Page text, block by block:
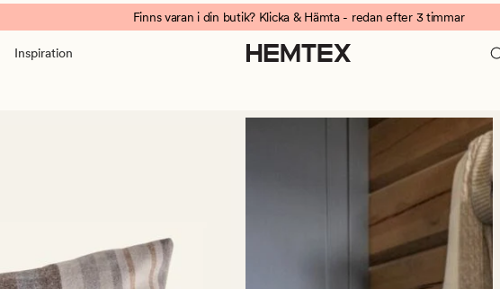
Finns varan i din butik? Klicka & Hämta - redan efter 3 timmar
Inspiration